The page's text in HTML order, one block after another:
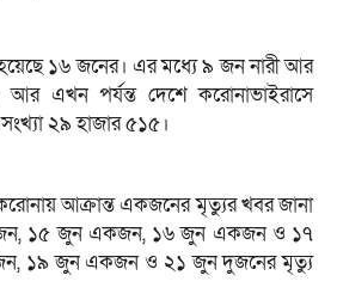
১৬ জনের। এর মধ্যে ৯ জন নারী আর
এখন পর্যন্ত দেশে করোনাভাইরাসে
২৯ হাজার ৫১৫।
আক্রান্ত একজনের মৃত্যুর খবর জানা
১৫ জুন একজন, ১৬ জুন একজন ও ১৭
১৯ জুন একজন ও ২১ জুন দুজনের মৃত্যু